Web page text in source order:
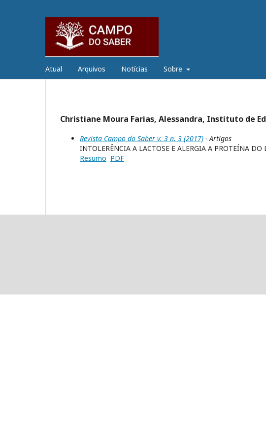
Atual Arquivos Notícias Sobre
Christiane Moura Farias, Alessandra, Instituto de
Revista Campo do Saber v. 3 n. 3 (2017) - Artigos
INTOLERÊNCIA A LACTOSE E ALERGIA A PROTEÍNA
Resumo PDF